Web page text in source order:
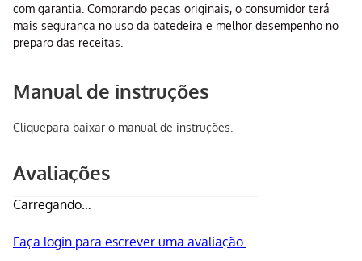
com garantia. Comprando peças originais, o consumidor terá
mais segurança no uso da batedeira e melhor desempenho no
preparo das receitas.
Manual de instruções
Cliquepara baixar o manual de instruções.
Avaliações
Carregando…
Faça login para escrever uma avaliação.